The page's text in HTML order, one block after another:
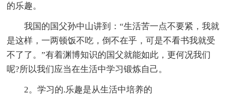
的乐趣。
我国的国父孙中山讲到：“生活苦一点不要紧，我就
是这样，一两顿饭不吃，倒不在乎，可是不看书我就受
不了了。”有着渊博知识的国父就能如此，更何况我们
呢?所以我们应当在生活中学习锻炼自己。
2。学习的.乐趣是从生活中培养的